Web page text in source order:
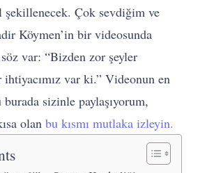
şekillenecek. Çok sevdiğim ve
Köymen’in bir videosunda
var: “Bizden zor şeyler
var ki.” Videonun en
sizinle paylaşıyorum,
olanbu kısmı mutlaka izleyin.